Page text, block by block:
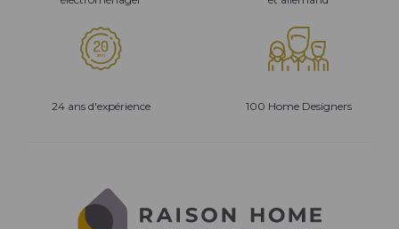
24 ans d'expérience 100 Home Designers